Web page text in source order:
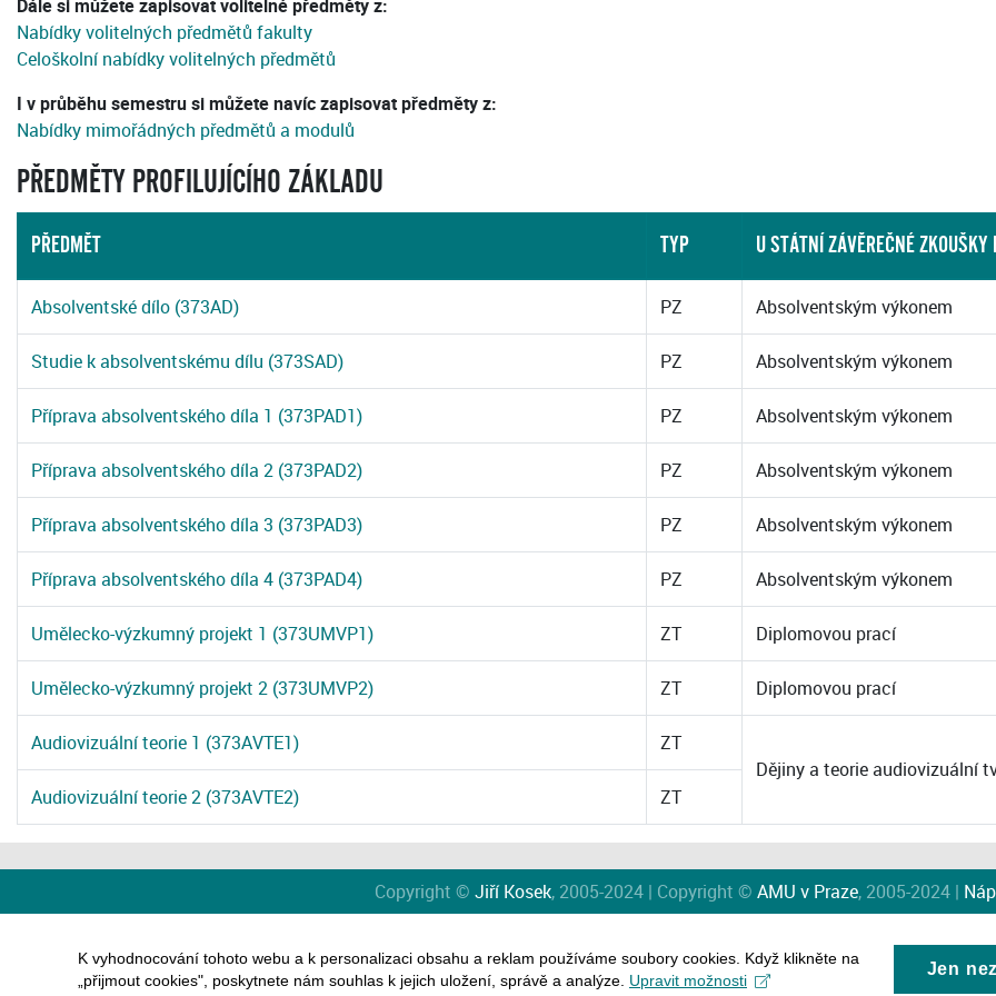
Dále si můžete zapisovat volitelné předměty z:
Nabídky volitelných předmětů fakulty
Celoškolní nabídky volitelných předmětů
I v průběhu semestru si můžete navíc zapisovat předměty z:
Nabídky mimořádných předmětů a modulů
PŘEDMĚTY PROFILUJÍCÍHO ZÁKLADU
PŘEDMĚT TYP U STÁTNÍ ZÁVĚREČNÉ ZKOUŠKY
Absolventské dílo (373AD) PZ Absolventským výkonem
Studie k absolventskému dílu (373SAD) PZ Absolventským výkonem
Příprava absolventského díla 1 (373PAD1) PZ Absolventským výkonem
Příprava absolventského díla 2 (373PAD2) PZ Absolventským výkonem
Příprava absolventského díla 3 (373PAD3) PZ Absolventským výkonem
Příprava absolventského díla 4 (373PAD4) PZ Absolventským výkonem
Umělecko-výzkumný projekt 1 (373UMVP1) ZT Diplomovou prací
Umělecko-výzkumný projekt 2 (373UMVP2) ZT Diplomovou prací
Audiovizuální teorie 1 (373AVTE1)
ZT
Dějiny a teorie audiovizuální
Audiovizuální teorie 2 (373AVTE2)
ZT
Copyright © Jiří Kosek, 2005-2024 | Copyright © AMU v Praze, 2005-2024 |
K vyhodnocování tohoto webu a k personalizaci obsahu a reklam používáme soubory cookies. Když klikněte na
„přijmout cookies", poskytnete nám souhlas k jejich uložení, správě a analýze. Upravit možnosti
Jen